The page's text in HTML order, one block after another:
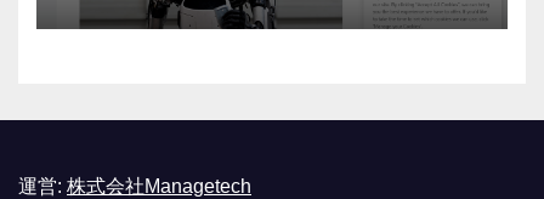
運営: 株式会社Managetech